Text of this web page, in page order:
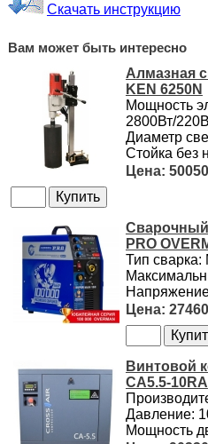
Скачать инструкцию
Вам может быть интересно
Алмазная
KEN 6250N
Мощность
2800Вт/220В
Диаметр
Стойка без
50050
PRO
Тип сварка:
27460
Винтовой
CA5.5-10RA
Давление:
Мощность